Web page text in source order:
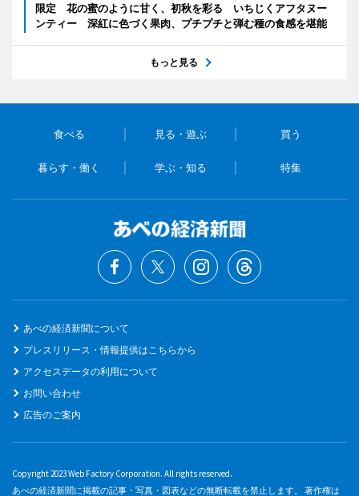
限定 花の蜜のように甘く、初秋を彩る いちじくアフタヌー
ンティー 深紅に色づく果肉、プチプチと弾む種の食感を堪能
もっと見る
食べる 見る・遊ぶ 買う
暮らす・働く 学ぶ・知る 特集
あべの経済新聞について
プレスリリース・情報提供はこちらから
アクセスデータの利用について
お問い合わせ
広告のご案内
Copyright 2023 Web Factory Corporation. All rights reserved.
あべの経済新聞に掲載の記事・写真・図表などの無断転載を禁止します。 著作権は